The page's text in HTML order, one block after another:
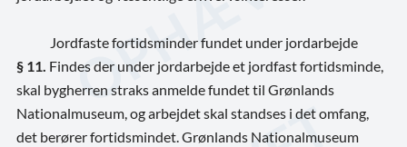
Jordfaste fortidsminder fundet under jordarbejde
§ 11. Findes der under jordarbejde et jordfast fortidsminde,
skal bygherren straks anmelde fundet til Grønlands
Nationalmuseum, og arbejdet skal standses i det omfang,
det berører fortidsmindet. Grønlands Nationalmuseum